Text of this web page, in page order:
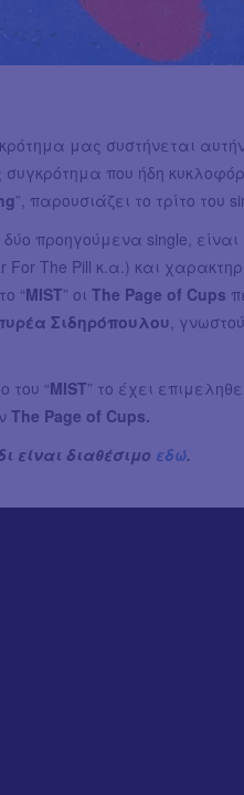
μας συστήνεται αυτήν
που ήδη
”, παρουσιάζει το τρίτο του
προηγούμενα single,
For The Pill κ.α.) και
“MIST” οι The Page of Cups
Σιδηρόπουλου ,
του “MIST” το έχει
The Page of Cups.
είναι διαθέσιμο εδώ.